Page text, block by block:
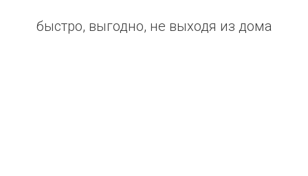
быстро, выгодно, не выходя из дома